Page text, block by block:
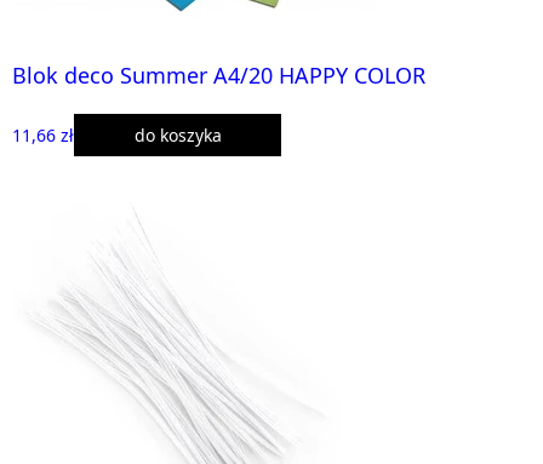
Blok deco Summer A4/20 HAPPY COLOR
11,66 zł do koszyka